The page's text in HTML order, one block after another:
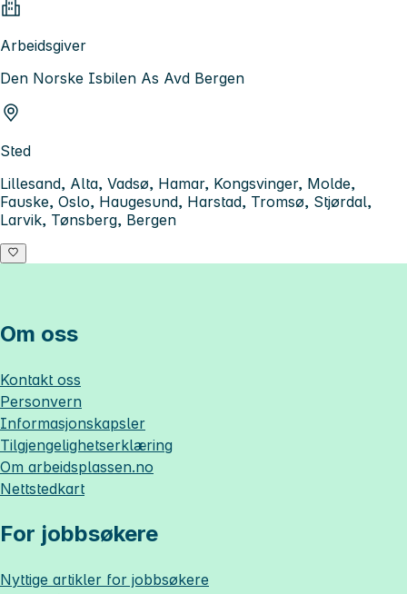
Arbeidsgiver
Den Norske Isbilen As Avd Bergen
Sted
Lillesand, Alta, Vadsø, Hamar, Kongsvinger, Molde,
Fauske, Oslo, Haugesund, Harstad, Tromsø, Stjørdal,
Larvik, Tønsberg, Bergen
Om oss
Kontakt oss
Personvern
Informasjonskapsler
Tilgjengelighetserklæring
Om arbeidsplassen.no
Nettstedkart
For jobbsøkere
Nyttige artikler for jobbsøkere